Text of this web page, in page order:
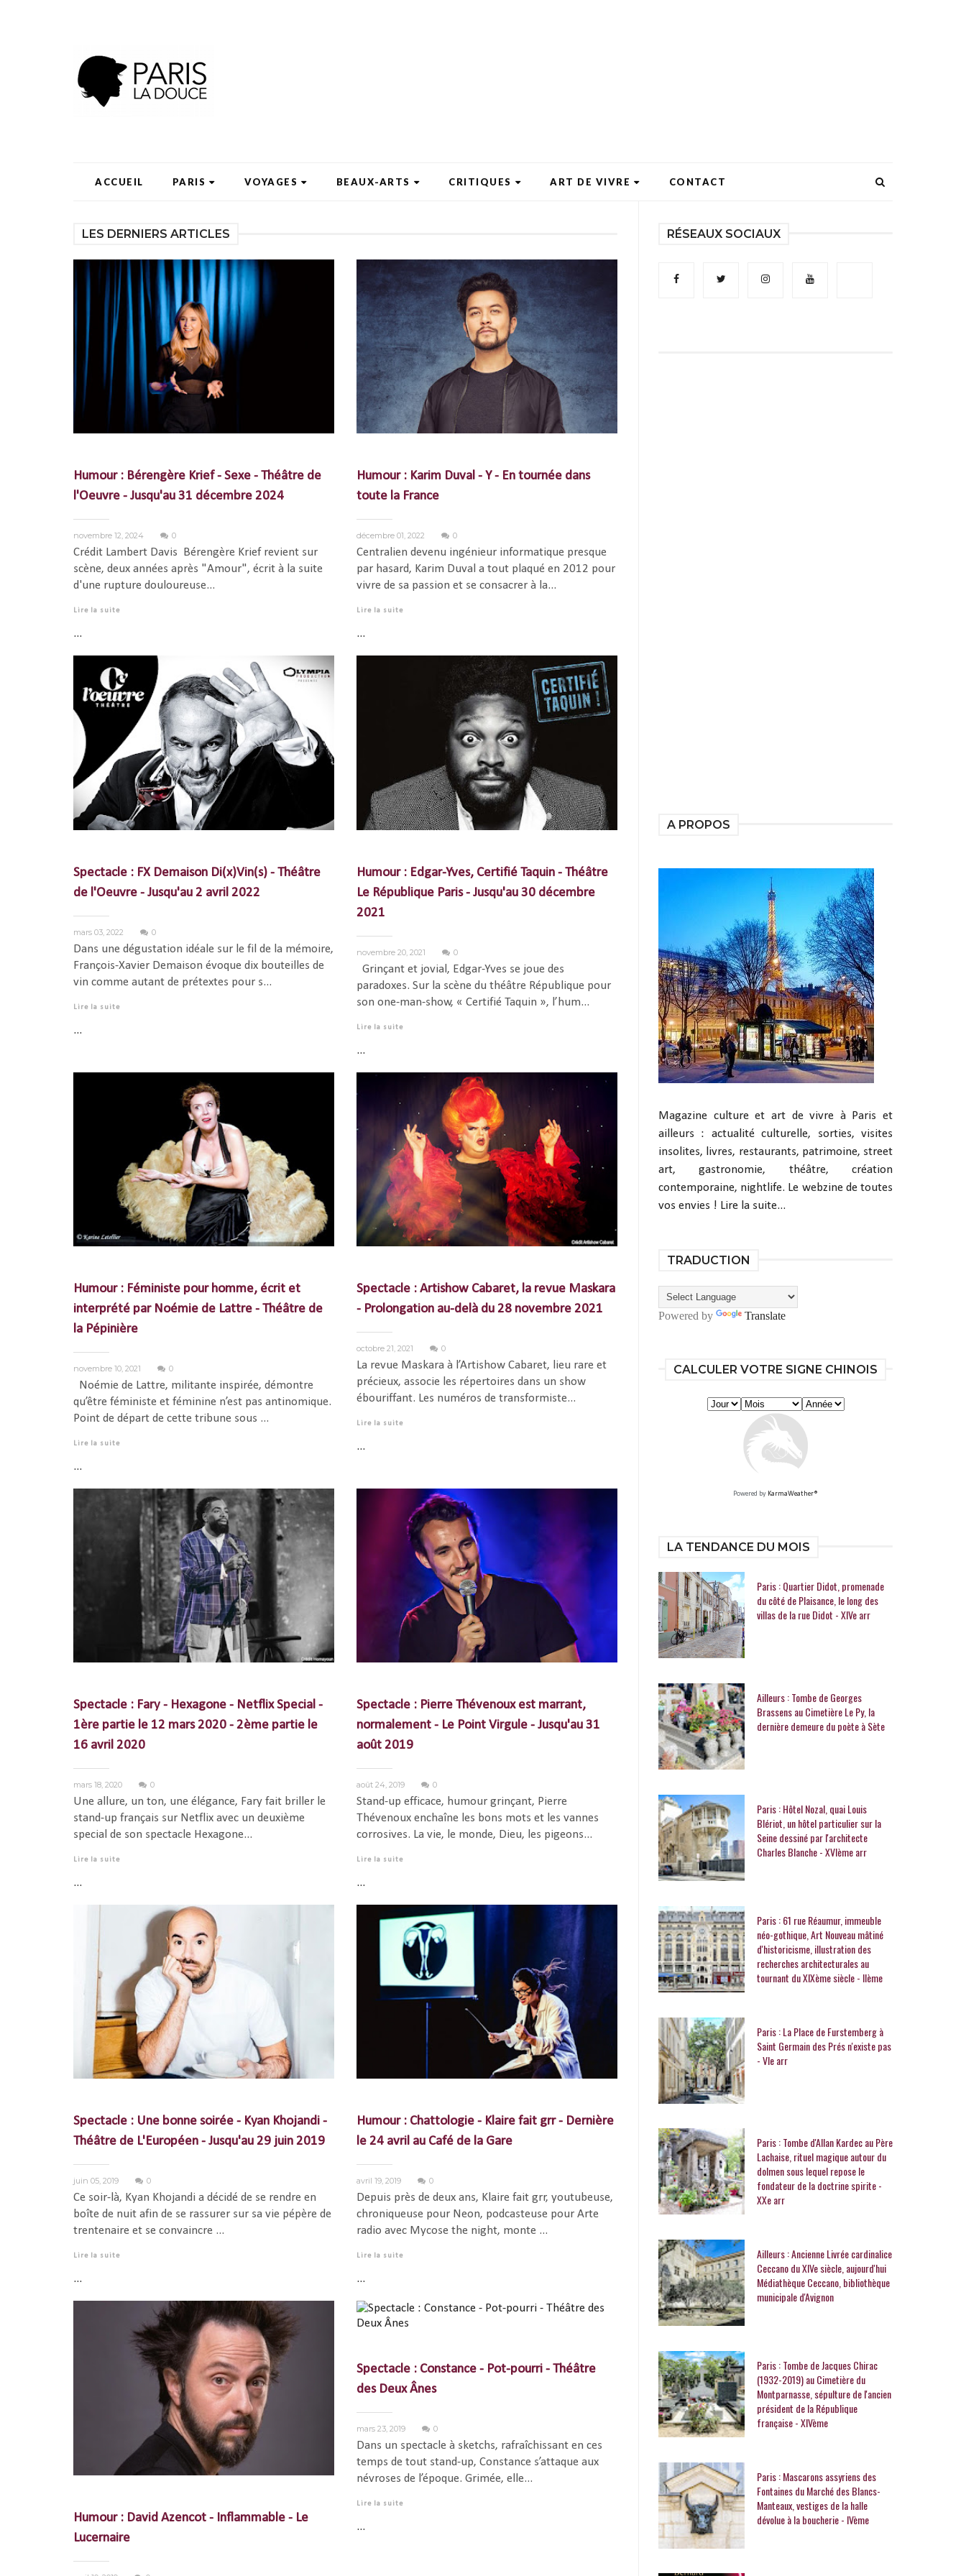
ACCUEIL PARIS VOYAGES BEAUX-ARTS CRITIQUES ART DE VIVRE CONTACT
LES DERNIERS ARTICLES
Humour : Bérengère Krief - Sexe - Théâtre de
l'Oeuvre - Jusqu'au 31 décembre 2024
novembre 12, 2024 0
Crédit Lambert Davis Bérengère Krief revient sur
scène, deux années après "Amour", écrit à la suite
d'une rupture douloureuse...
Lire la suite
...
Humour : Karim Duval - Y - En tournée dans
toute la France
décembre 01, 2022 0
Centralien devenu ingénieur informatique presque
par hasard, Karim Duval a tout plaqué en 2012 pour
vivre de sa passion et se consacrer à la...
Lire la suite
...
Spectacle : FX Demaison Di(x)Vin(s) - Théâtre
de l'Oeuvre - Jusqu'au 2 avril 2022
mars 03, 2022 0
Dans une dégustation idéale sur le fil de la mémoire,
François-Xavier Demaison évoque dix bouteilles de
vin comme autant de prétextes pour s...
Lire la suite
...
Humour : Edgar-Yves, Certifié Taquin - Théâtre
Le République Paris - Jusqu'au 30 décembre
2021
novembre 20, 2021 0
Grinçant et jovial, Edgar-Yves se joue des
paradoxes. Sur la scène du théâtre République pour
son one-man-show, « Certifié Taquin », l’hum...
Lire la suite
...
Humour : Féministe pour homme, écrit et
interprété par Noémie de Lattre - Théâtre de
la Pépinière
novembre 10, 2021 0
Noémie de Lattre, militante inspirée, démontre
qu’être féministe et féminine n’est pas antinomique.
Point de départ de cette tribune sous ...
Lire la suite
...
Spectacle : Artishow Cabaret, la revue Maskara
- Prolongation au-delà du 28 novembre 2021
octobre 21, 2021 0
La revue Maskara à l’Artishow Cabaret, lieu rare et
précieux, associe les répertoires dans un show
ébouriffant. Les numéros de transformiste...
Lire la suite
...
Spectacle : Fary - Hexagone - Netflix Special -
1ère partie le 12 mars 2020 - 2ème partie le
16 avril 2020
mars 18, 2020 0
Une allure, un ton, une élégance, Fary fait briller le
stand-up français sur Netflix avec un deuxième
special de son spectacle Hexagone...
Lire la suite
...
Spectacle : Pierre Thévenoux est marrant,
normalement - Le Point Virgule - Jusqu'au 31
août 2019
août 24, 2019 0
Stand-up efficace, humour grinçant, Pierre
Thévenoux enchaîne les bons mots et les vannes
corrosives. La vie, le monde, Dieu, les pigeons...
Lire la suite
...
Spectacle : Une bonne soirée - Kyan Khojandi -
Théâtre de L'Européen - Jusqu'au 29 juin 2019
juin 05, 2019 0
Ce soir-là, Kyan Khojandi a décidé de se rendre en
boîte de nuit afin de se rassurer sur sa vie pépère de
trentenaire et se convaincre ...
Lire la suite
...
Humour : Chattologie - Klaire fait grr - Dernière
le 24 avril au Café de la Gare
avril 19, 2019 0
Depuis près de deux ans, Klaire fait grr, youtubeuse,
chroniqueuse pour Neon, podcasteuse pour Arte
radio avec Mycose the night, monte ...
Lire la suite
...
Humour : David Azencot - Inflammable - Le
Lucernaire
Spectacle : Constance - Pot-pourri - Théâtre
des Deux Ânes
mars 23, 2019 0
Dans un spectacle à sketchs, rafraîchissant en ces
temps de tout stand-up, Constance s’attaque aux
névroses de l’époque. Grimée, elle...
Lire la suite
...
RÉSEAUX SOCIAUX
A PROPOS
Magazine culture et art de vivre à Paris et
ailleurs : actualité culturelle, sorties, visites
insolites, livres, restaurants, patrimoine, street
art, gastronomie, théâtre, création
contemporaine, nightlife. Le webzine de toutes
vos envies ! Lire la suite...
TRADUCTION
Powered by Translate
CALCULER VOTRE SIGNE CHINOIS
Powered by KarmaWeather®
LA TENDANCE DU MOIS
Paris : Quartier Didot, promenade
du côté de Plaisance, le long des
villas de la rue Didot - XIVe arr
Ailleurs : Tombe de Georges
Brassens au Cimetière Le Py, la
dernière demeure du poète à Sète
Paris : Hôtel Nozal, quai Louis
Blériot, un hôtel particulier sur la
Seine dessiné par l'architecte
Charles Blanche - XVIème arr
Paris : 61 rue Réaumur, immeuble
néo-gothique, Art Nouveau mâtiné
d'historicisme, illustration des
recherches architecturales au
tournant du XIXème siècle - IIème
Paris : La Place de Furstemberg à
Saint Germain des Prés n'existe pas
- VIe arr
Paris : Tombe d'Allan Kardec au Père
Lachaise, rituel magique autour du
dolmen sous lequel repose le
fondateur de la doctrine spirite -
XXe arr
Ailleurs : Ancienne Livrée cardinalice
Ceccano du XIVe siècle, aujourd'hui
Médiathèque Ceccano, bibliothèque
municipale d'Avignon
Paris : Tombe de Jacques Chirac
(1932-2019) au Cimetière du
Montparnasse, sépulture de l'ancien
président de la République
française - XIVème
Paris : Mascarons assyriens des
Fontaines du Marché des Blancs-
Manteaux, vestiges de la halle
dévolue à la boucherie - IVème